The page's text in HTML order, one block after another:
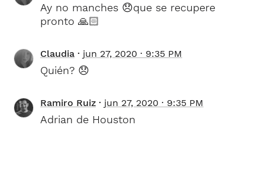
Ay no manches 😞que se recupere
pronto 🙏🏻
Claudia jun 27, 2020 · 9:35 PM
Quién? 😞
Ramiro Ruiz jun 27, 2020 · 9:35 PM
Adrian de Houston